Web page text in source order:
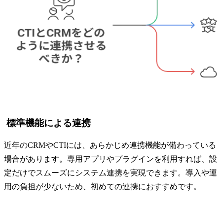
標準機能による連携
近年のCRMやCTIには、あらかじめ連携機能が備わっている
場合があります。専用アプリやプラグインを利用すれば、設
定だけでスムーズにシステム連携を実現できます。導入や運
用の負担が少ないため、初めての連携におすすめです。